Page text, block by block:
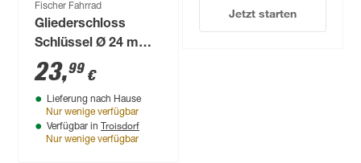
Fischer Fahrrad
Gliederschloss
Schlüssel Ø 24 mm x
90 cm
23,99 €
Lieferung nach Hause
Nur wenige verfügbar
Verfügbar in Troisdorf
Nur wenige verfügbar
Jetzt starten